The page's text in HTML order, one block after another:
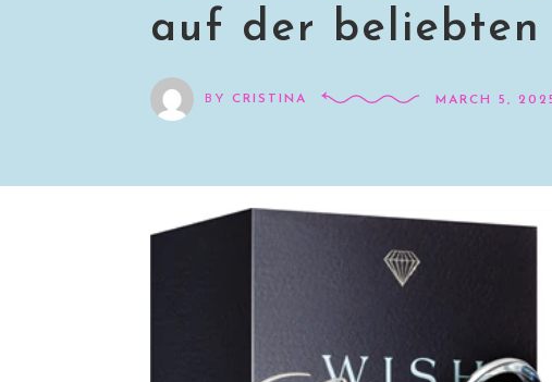
auf der
BY CRISTINA MARCH 5,